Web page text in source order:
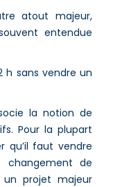
atout majeur,
entendue
h sans vendre un
la notion de
Pour la plupart
qu’il faut vendre
changement de
un projet majeur